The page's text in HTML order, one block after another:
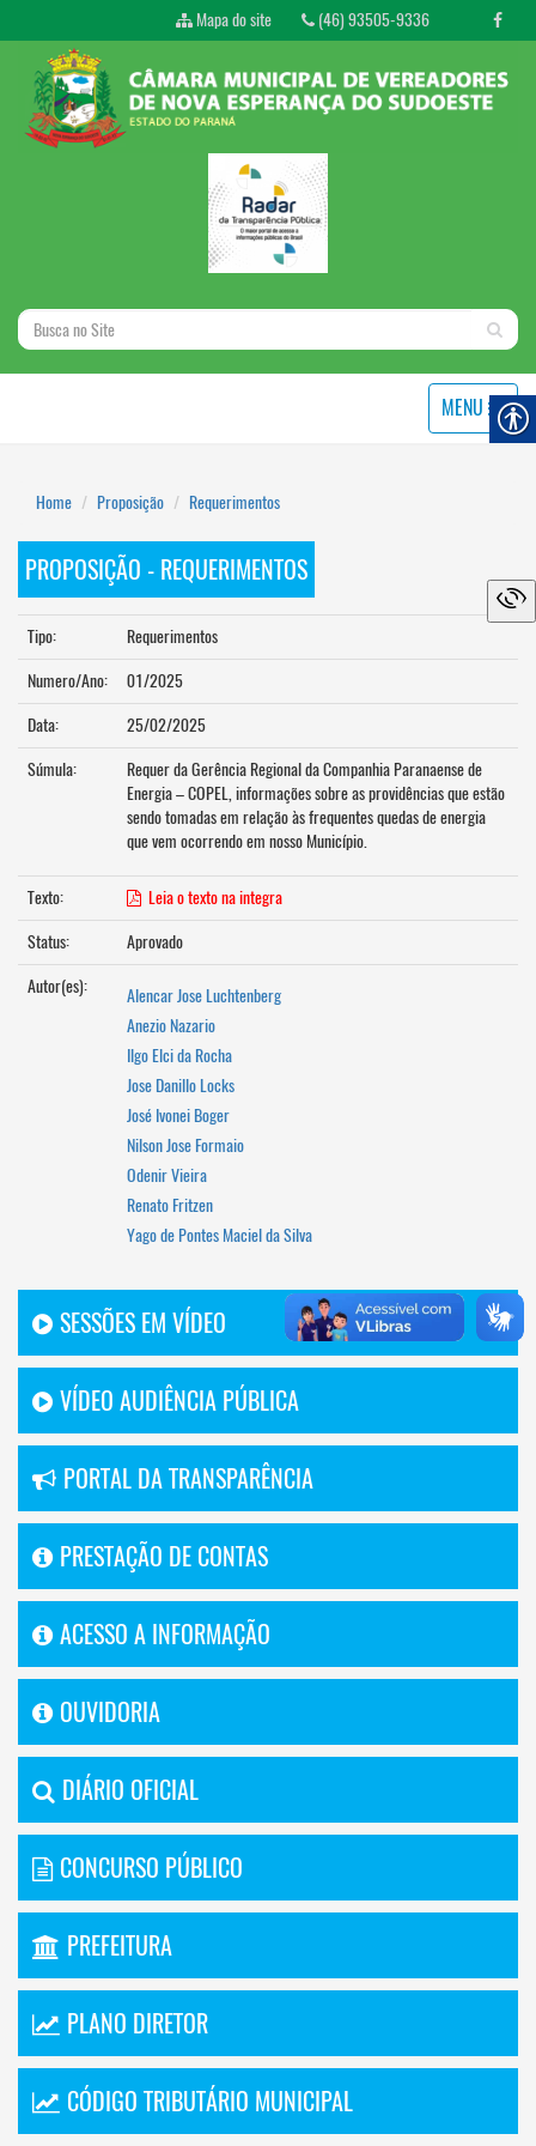
Mapa do site (46) 93505-9336
MENU
Home Proposição Requerimentos
PROPOSIÇÃO - REQUERIMENTOS
Tipo:
Requerimentos
Numero/Ano:
01/2025
Data:
25/02/2025
Súmula:
Requer da Gerência Regional da Companhia Paranaense de
Energia – COPEL, informações sobre as providências que estão
sendo tomadas em relação às frequentes quedas de energia
que vem ocorrendo em nosso Município.
Texto:
Leia o texto na integra
Status:
Aprovado
Autor(es):
Alencar Jose Luchtenberg
Anezio Nazario
Ilgo Elci da Rocha
Jose Danillo Locks
José Ivonei Boger
Nilson Jose Formaio
Odenir Vieira
Renato Fritzen
Yago de Pontes Maciel da Silva
SESSÕES EM VÍDEO
VÍDEO AUDIÊNCIA PÚBLICA
PORTAL DA TRANSPARÊNCIA
PRESTAÇÃO DE CONTAS
ACESSO A INFORMAÇÃO
OUVIDORIA
DIÁRIO OFICIAL
CONCURSO PÚBLICO
PREFEITURA
PLANO DIRETOR
CÓDIGO TRIBUTÁRIO MUNICIPAL